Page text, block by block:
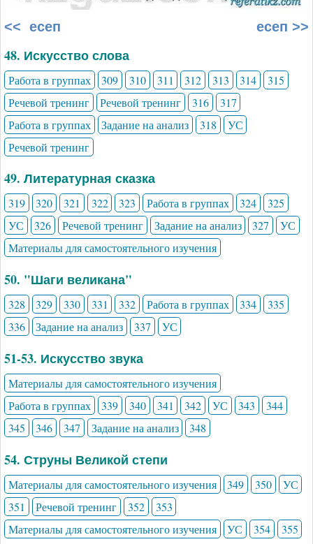
<< есеп есеп >>
48. Искусство слова
Работа в группах 309 310 311 312 313 314
315
Речевой тренинг
Речевой тренинг 316
317
Работа в группах
Задание на анализ 318
УС
Речевой тренинг
49. Литературная сказка
319 320 321 322 323 Работа в группах 324
325
УС
326 Речевой тренинг Задание на анализ 327
УС
Материалы для самостоятельного изучения
50. "Шаги великана"
328 329 330 331 332 Работа в группах 334
335
336
Задание на анализ 337 УС
51-53. Искусство звука
Материалы для самостоятельного изучения
Работа в группах
339 340 341 342 УС 343
344
345
346 347 Задание на анализ 348
54. Струны Великой степи
Материалы для самостоятельного изучения 349 350
УС
351
Речевой тренинг 352
353
Материалы для самостоятельного изучения
УС 354 355